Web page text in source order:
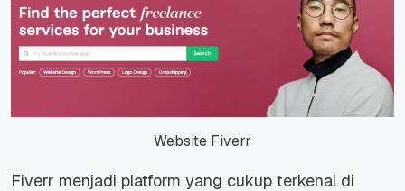
Website Fiverr
Fiverr menjadi platform yang cukup terkenal di